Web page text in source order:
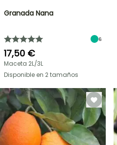
Granada Nana
6
17,50 €
Maceta 2L/3L
Disponible en 2 tamaños